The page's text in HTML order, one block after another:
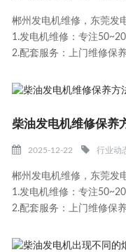
郴州发电机维修，东莞发
1.发电机维修：专注
2.配套服务：上门维修保
柴油发电机维修保养
2025-12-22 行业动
郴州发电机维修，东莞发
1.发电机维修：专注
2.配套服务：上门维修保